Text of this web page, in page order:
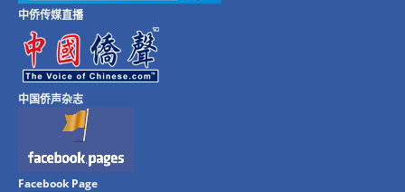
中侨传媒直播
中国侨声杂志
Facebook Page